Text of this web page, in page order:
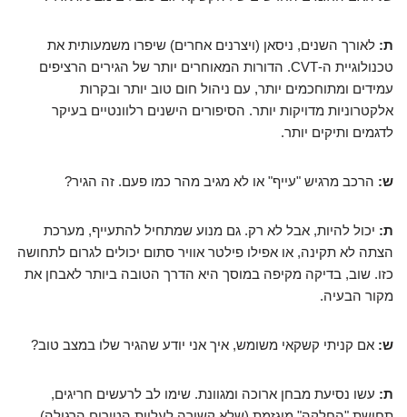
ת: לאורך השנים, ניסאן (ויצרנים אחרים) שיפרו משמעותית את
טכנולוגיית ה-CVT. הדורות המאוחרים יותר של הגירים הרציפים
עמידים ומתוחכמים יותר, עם ניהול חום טוב יותר ובקרות
אלקטרוניות מדויקות יותר. הסיפורים הישנים רלוונטיים בעיקר
לדגמים ותיקים יותר.
ש: הרכב מרגיש "עייף" או לא מגיב מהר כמו פעם. זה הגיר?
ת: יכול להיות, אבל לא רק. גם מנוע שמתחיל להתעייף, מערכת
הצתה לא תקינה, או אפילו פילטר אוויר סתום יכולים לגרום לתחושה
כזו. שוב, בדיקה מקיפה במוסך היא הדרך הטובה ביותר לאבחן את
מקור הבעיה.
ש: אם קניתי קשקאי משומש, איך אני יודע שהגיר שלו במצב טוב?
ת: עשו נסיעת מבחן ארוכה ומגוונת. שימו לב לרעשים חריגים,